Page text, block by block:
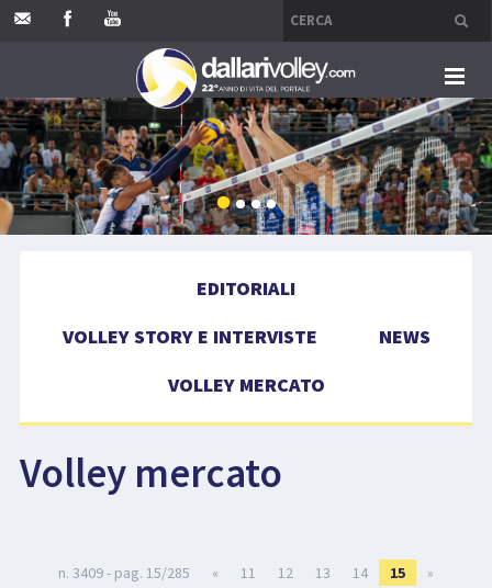
HOME
EDITORIALI
VOLLEY MERCATO
COMPETIZIONI
EVENTI
EDITORIALI
VOLLEY STORY E INTERVISTE
NEWS
VOLLEY MERCATO
Volley mercato
n. 3409 - pag. 15/285 « 11 12 13 14 15 »